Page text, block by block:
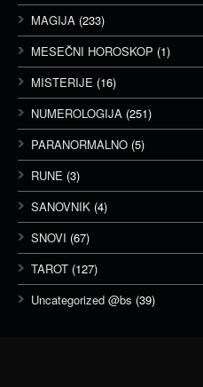
MAGIJA (233)
MESEČNI HOROSKOP (1)
MISTERIJE (16)
NUMEROLOGIJA (251)
PARANORMALNO (5)
RUNE (3)
SANOVNIK (4)
SNOVI (67)
TAROT (127)
Uncategorized @bs (39)